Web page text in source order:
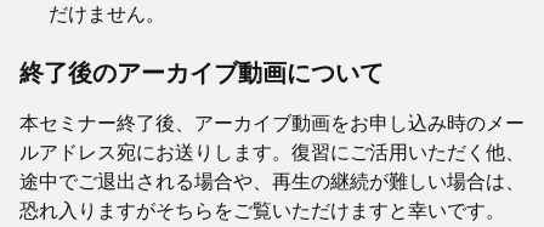
だけません。
終了後のアーカイブ動画について
本セミナー終了後、アーカイブ動画をお申し込み時のメー
ルアドレス宛にお送りします。復習にご活用いただく他、
途中でご退出される場合や、再生の継続が難しい場合は、
恐れ入りますがそちらをご覧いただけますと幸いです。